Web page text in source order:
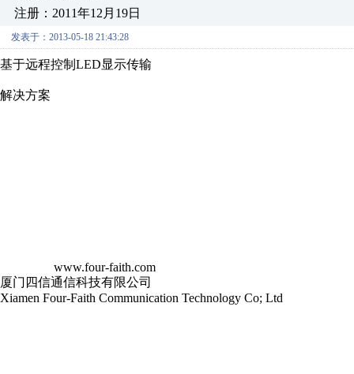
注册：2011年12月19日
发表于：2013-05-18 21:43:28
基于远程控制LED显示传输
解决方案
www.four-faith.com
厦门四信通信科技有限公司
Xiamen Four-Faith Communication Technology Co; Ltd